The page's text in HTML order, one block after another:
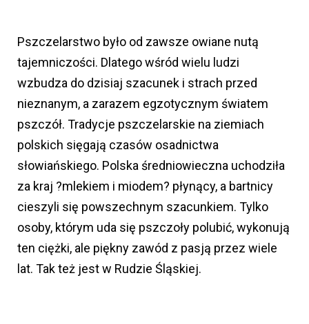
Pszczelarstwo było od zawsze owiane nutą
tajemniczości. Dlatego wśród wielu ludzi
wzbudza do dzisiaj szacunek i strach przed
nieznanym, a zarazem egzotycznym światem
pszczół. Tradycje pszczelarskie na ziemiach
polskich sięgają czasów osadnictwa
słowiańskiego. Polska średniowieczna uchodziła
za kraj ?mlekiem i miodem? płynący, a bartnicy
cieszyli się powszechnym szacunkiem. Tylko
osoby, którym uda się pszczoły polubić, wykonują
ten ciężki, ale piękny zawód z pasją przez wiele
lat. Tak też jest w Rudzie Śląskiej.